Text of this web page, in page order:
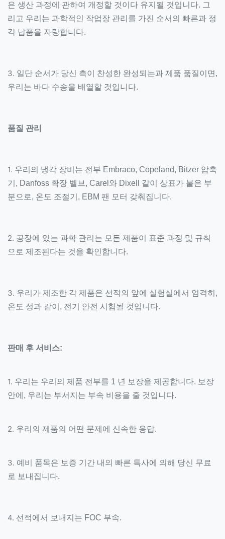
은 생산 과정에 관하여 개정할 것이다 유지될 것입니다. 그
리고 우리는 과학적인 작업장 관리를 가진 순서의 빠른과 정
각 납품을 자랑합니다.
3. 일단 순서가 당신 측이 찬성한 완성되는과 제품 품질이면,
우리는 바다 수송을 배열할 것입니다.
품질 관리
1. 우리의 냉각 장비는 전부 Embraco, Copeland, Bitzer 압축
기, Danfoss 확장 벨브, Carel와 Dixell 같이 상표가 붙은 부
분으로, 온도 조절기, EBM 팬 모터 갖춰집니다.
2. 공장에 있는 과학 관리는 모든 제품이 표준 과정 및 규칙
으로 제조된다는 것을 확인합니다.
3. 우리가 제조한 각 제품은 선적의 앞에 실험실에서 엄격히,
온도 성과 같이, 전기 안전 시험될 것입니다.
판매 후 서비스:
1. 우리는 우리의 제품 전부를 1 년 보장을 제공합니다. 보장
안에, 우리는 부서지는 부속 비용을 줄 것입니다.
2. 우리의 제품의 어떤 문제에 신속한 응답.
3. 예비 품목은 보증 기간 내의 빠른 특사에 의해 당신 무료
로 보내집니다.
4. 선적에서 보내지는 FOC 부속.